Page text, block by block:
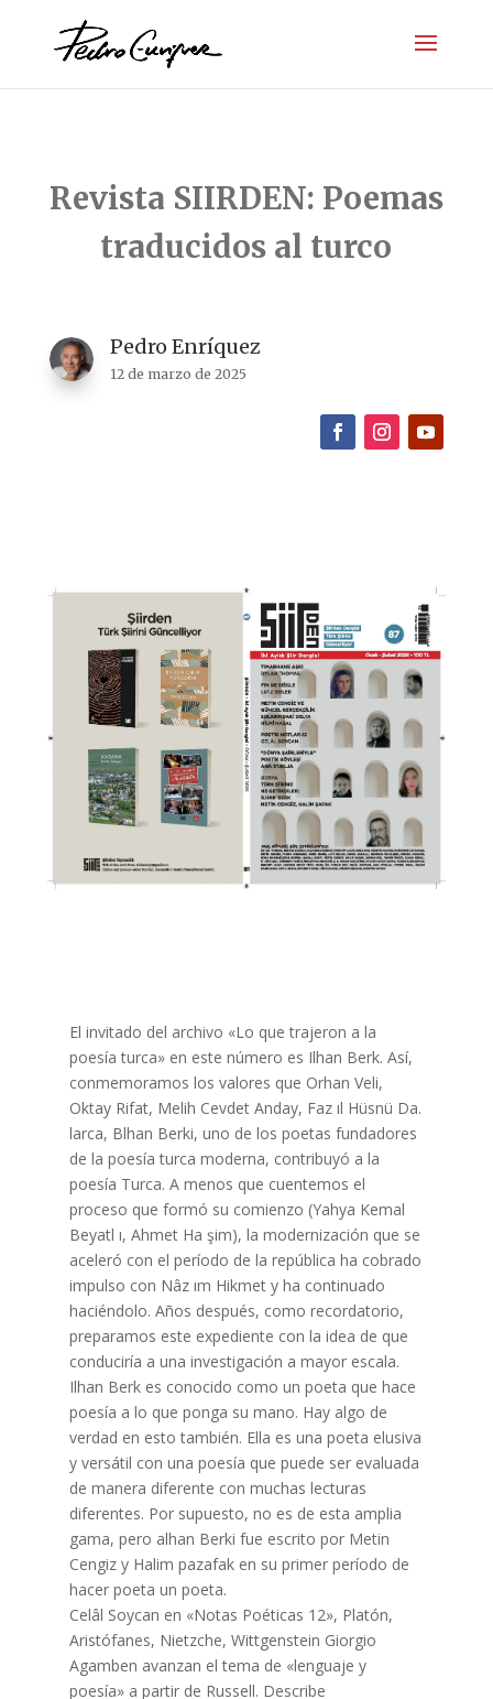
Revista SIIRDEN: Poemas
traducidos al turco
Pedro Enríquez
12 de marzo de 2025
El invitado del archivo «Lo que trajeron a la
poesía turca» en este número es Ilhan Berk. Así,
conmemoramos los valores que Orhan Veli,
Oktay Rifat, Melih Cevdet Anday, Faz ıl Hüsnü Da.
larca, Blhan Berki, uno de los poetas fundadores
de la poesía turca moderna, contribuyó a la
poesía Turca. A menos que cuentemos el
proceso que formó su comienzo (Yahya Kemal
Beyatl ı, Ahmet Ha şim), la modernización que se
aceleró con el período de la república ha cobrado
impulso con Nâz ım Hikmet y ha continuado
haciéndolo. Años después, como recordatorio,
preparamos este expediente con la idea de que
conduciría a una investigación a mayor escala.
Ilhan Berk es conocido como un poeta que hace
poesía a lo que ponga su mano. Hay algo de
verdad en esto también. Ella es una poeta elusiva
y versátil con una poesía que puede ser evaluada
de manera diferente con muchas lecturas
diferentes. Por supuesto, no es de esta amplia
gama, pero alhan Berki fue escrito por Metin
Cengiz y Halim pazafak en su primer período de
hacer poeta un poeta.
Celâl Soycan en «Notas Poéticas 12», Platón,
Aristófanes, Nietzche, Wittgenstein Giorgio
Agamben avanzan el tema de «lenguaje y
poesía» a partir de Russell. Describe